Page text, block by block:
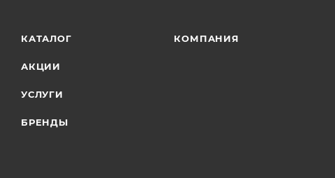
КАТАЛОГ
АКЦИИ
УСЛУГИ
БРЕНДЫ
КОМПАНИЯ